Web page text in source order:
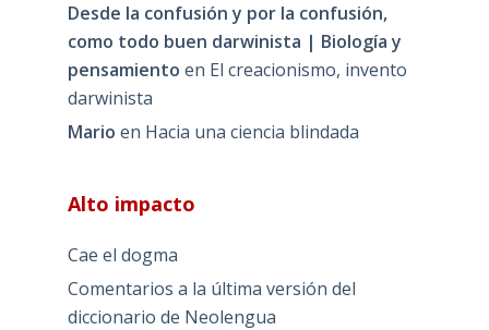
Desde la confusión y por la confusión,
como todo buen darwinista | Biología y
pensamiento en El creacionismo, invento
darwinista
Mario en Hacia una ciencia blindada
Alto impacto
Cae el dogma
Comentarios a la última versión del
diccionario de Neolengua